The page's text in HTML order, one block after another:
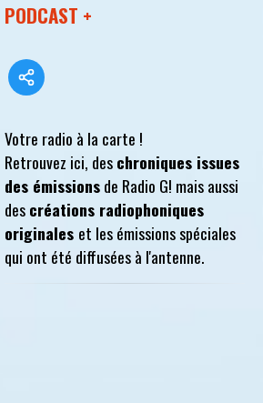
PODCAST +
Votre radio à la carte !
Retrouvez ici, deschroniques issues
des émissionsde Radio G! mais aussi
descréations radiophoniques
originales et les émissions spéciales
qui ont été diffusées à l'antenne.